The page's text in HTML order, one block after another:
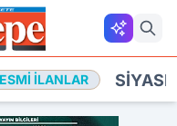
İLANLAR